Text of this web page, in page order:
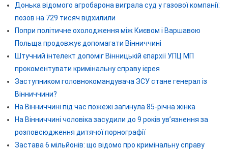
Донька відомого агробарона виграла суд у газової компанії:
позов на 729 тисяч відхилили
Попри політичне охолодження між Києвом і Варшавою
Польща продовжує допомагати Вінниччині
Штучний інтелект допоміг Вінницькій єпархії УПЦ МП
прокоментувати кримінальну справу ієрея
Заступником головнокомандувача ЗСУ стане генерал із
Вінниччини?
На Вінниччині під час пожежі загинула 85-річна жінка
На Вінниччині чоловіка засудили до 9 років ув’язнення за
розповсюдження дитячої порнографії
Застава 6 мільйонів: що відомо про кримінальну справу